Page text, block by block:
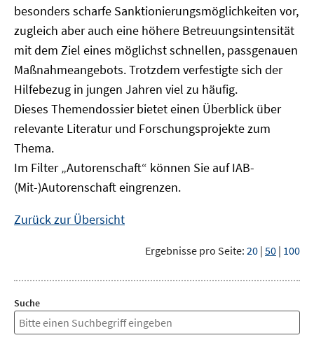
besonders scharfe Sanktionierungsmöglichkeiten vor,
zugleich aber auch eine höhere Betreuungsintensität
mit dem Ziel eines möglichst schnellen, passgenauen
Maßnahmeangebots. Trotzdem verfestigte sich der
Hilfebezug in jungen Jahren viel zu häufig.
Dieses Themendossier bietet einen Überblick über
relevante Literatur und Forschungsprojekte zum
Thema.
Im Filter „Autorenschaft“ können Sie auf IAB-
(Mit-)Autorenschaft eingrenzen.
Zurück zur Übersicht
Ergebnisse pro Seite: 20 | 50 | 100
Suche